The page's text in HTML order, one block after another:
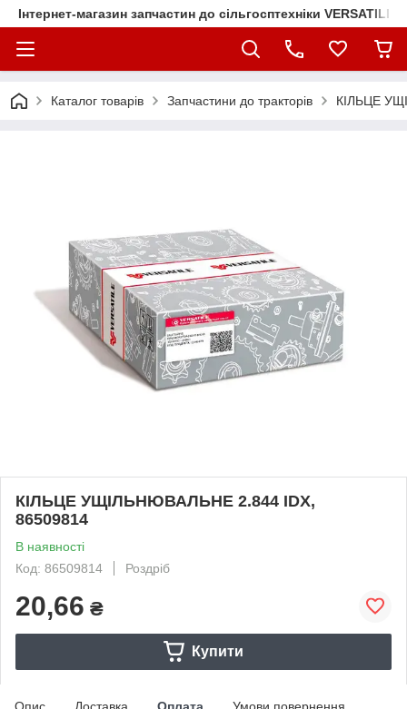
Інтернет-магазин запчастин до сільгосптехніки VERSATILE
Каталог товарів Запчастини до тракторів КІЛЬЦЕ
КІЛЬЦЕ УЩІЛЬНЮВАЛЬНЕ 2.844 IDX,
86509814
В наявності
Код: 86509814
Роздріб
20,66 ₴
Купити
Опис Доставка Оплата Умови повернення